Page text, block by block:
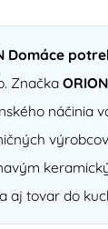
Domáce
Značka
náčinia
aj tovar do